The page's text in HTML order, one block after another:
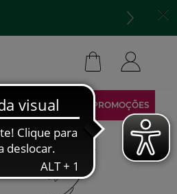
ÁREA RESERVADA PROMOÇÕES